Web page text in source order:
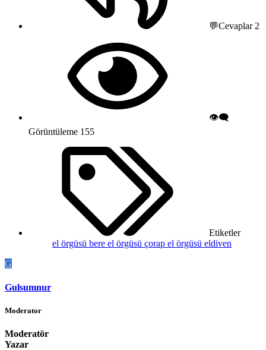
💬Cevaplar2
👁️‍🗨️
Görüntüleme 155
Etiketler
el örgüsü bere el örgüsü çorap el örgüsü eldiven
G
Gulsumnur
Moderator
Moderatör
Yazar